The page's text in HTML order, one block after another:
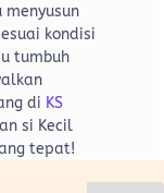
kondisi
tumbuh
di KS
si Kecil
tepat!